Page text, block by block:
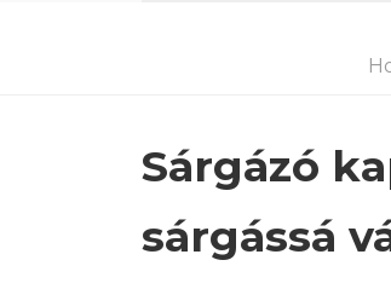
Sárgázó
sárgássá